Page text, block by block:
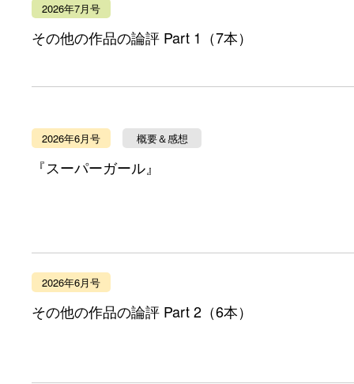
2026年7月号
その他の作品の論評 Part 1（7本）
2026年6月号 概要＆感想
『スーパーガール』
2026年6月号
その他の作品の論評 Part 2（6本）